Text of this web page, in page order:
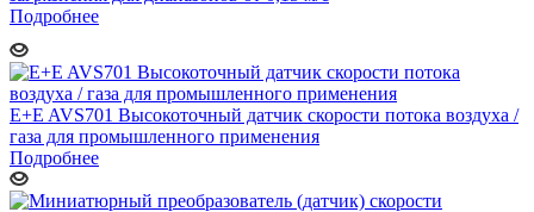
Подробнее
E+E AVS701 Высокоточный датчик скорости потока воздуха /
газа для промышленного применения
Подробнее